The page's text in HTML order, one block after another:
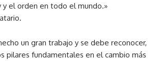
el orden en todo el mundo.»
un gran trabajo y se debe reconocer,
pilares fundamentales en el cambio más